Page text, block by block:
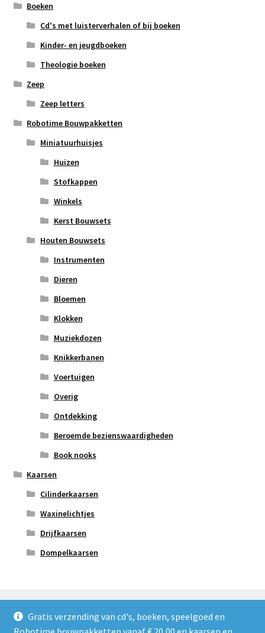
Gratis verzending van cd's, boeken, speelgoed en
Boeken
Cd's met luisterverhalen of bij boeken
Kinder- en jeugdboeken
Theologie boeken
Zeep
Zeep letters
Robotime Bouwpakketten
Miniatuurhuisjes
Huizen
Stofkappen
Winkels
Kerst Bouwsets
Houten Bouwsets
Instrumenten
Dieren
Bloemen
Klokken
Muziekdozen
Knikkerbanen
Voertuigen
Overig
Ontdekking
Beroemde bezienswaardigheden
Book nooks
Kaarsen
Cilinderkaarsen
Waxinelichtjes
Drijfkaarsen
Dompelkaarsen